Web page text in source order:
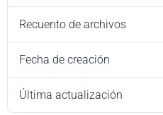
Recuento de archivos
Fecha de creación
Última actualización